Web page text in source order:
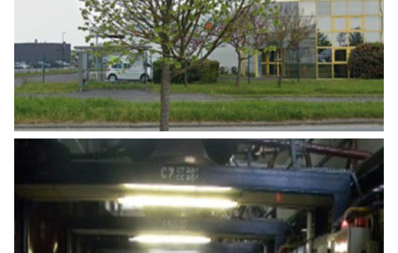
NATURE 1 BIS
Industrie
AUDIT COGNAC CAMUS 02 ILAO –
DISTILLERIE